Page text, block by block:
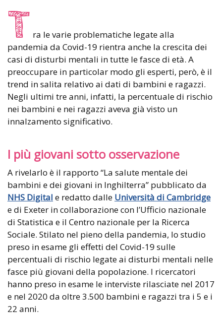
T ra le varie problematiche legate alla
pandemia da Covid-19 rientra anche la crescita dei
casi di disturbi mentali in tutte le fasce di età. A
preoccupare in particolar modo gli esperti, però, è il
trend in salita relativo ai dati di bambini e ragazzi.
Negli ultimi tre anni, infatti, la percentuale di rischio
nei bambini e nei ragazzi aveva già visto un
innalzamento significativo.
I più giovani sotto osservazione
A rivelarlo è il rapporto “La salute mentale dei
bambini e dei giovani in Inghilterra” pubblicato da
NHS Digital e redatto dalle Università di Cambridge
e di Exeter in collaborazione con l’Ufficio nazionale
di Statistica e il Centro nazionale per la Ricerca
Sociale. Stilato nel pieno della pandemia, lo studio
preso in esame gli effetti del Covid-19 sulle
percentuali di rischio legate ai disturbi mentali nelle
fasce più giovani della popolazione. I ricercatori
hanno preso in esame le interviste rilasciate nel 2017
e nel 2020 da oltre 3.500 bambini e ragazzi tra i 5 e i
22 anni.